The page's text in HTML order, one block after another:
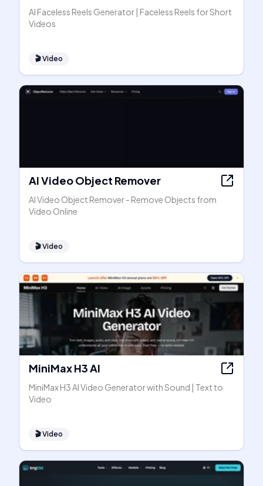
AI Faceless Reels Generator | Faceless Reels for Short
Videos
🎬Video
AI Video Object Remover
AI Video Object Remover - Remove Objects from
Video Online
🎬Video
MiniMax H3 AI
MiniMax H3 AI Video Generator with Sound | Text to
Video
🎬Video